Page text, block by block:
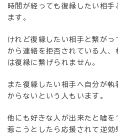
時間が経っても復縁したい相
ます。
けれど復縁したい相手と繋が
から連絡を拒否されている人、
は復縁に繋げられません。
また復縁したい相手へ自分が
からないという人もいます。
他にも好きな人が出来たと嘘
惹こうとしたら応援されて逆